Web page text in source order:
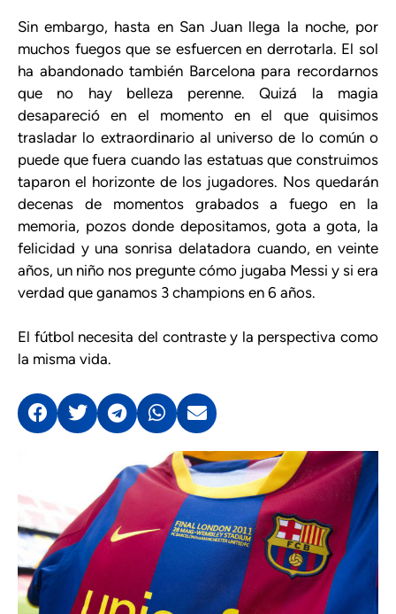
Sin embargo, hasta en San Juan llega la noche, por
muchos fuegos que se esfuercen en derrotarla. El sol
ha abandonado también Barcelona para recordarnos
que no hay belleza perenne. Quizá la magia
desapareció en el momento en el que quisimos
trasladar lo extraordinario al universo de lo común o
puede que fuera cuando las estatuas que construimos
taparon el horizonte de los jugadores. Nos quedarán
decenas de momentos grabados a fuego en la
memoria, pozos donde depositamos, gota a gota, la
felicidad y una sonrisa delatadora cuando, en veinte
años, un niño nos pregunte cómo jugaba Messi y si era
verdad que ganamos 3 champions en 6 años.
El fútbol necesita del contraste y la perspectiva como
la misma vida.